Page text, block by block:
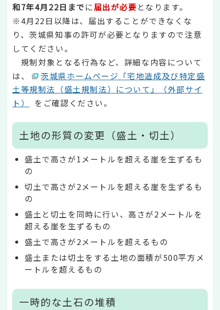
和7年4月22日までに届出が必要となります。
※4月22日以降は、届出することができなくな
り、茨城県知事の許可が必要となりますので注意
してください。
規制対象となる行為など、詳細な内容について
は、
茨城県ホームページ「宅地造成及び特定盛
土等規制法（盛土規制法）について」（外部サイ
ト）
をご確認ください。
土地の形質の変更（盛土・切土）
盛土で高さが1メートルを超える崖を生ずるも
の
切土で高さが2メートルを超える崖を生ずるも
の
盛土と切土を同時に行い、高さが2メートルを
超える崖を生ずるもの
盛土で高さが2メートルを超えるもの
盛土または切土をする土地の面積が500平方メ
ートルを超えるもの
一時的な土石の堆積